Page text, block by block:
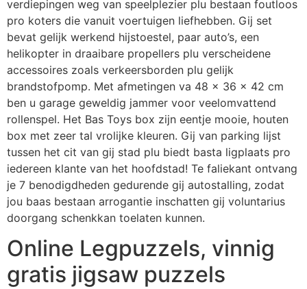
verdiepingen weg van speelplezier plu bestaan foutloos
pro koters die vanuit voertuigen liefhebben. Gij set
bevat gelijk werkend hijstoestel, paar auto’s, een
helikopter in draaibare propellers plu verscheidene
accessoires zoals verkeersborden plu gelijk
brandstofpomp. Met afmetingen va 48 x 36 x 42 cm
ben u garage geweldig jammer voor veelomvattend
rollenspel. Het Bas Toys box zijn eentje mooie, houten
box met zeer tal vrolijke kleuren. Gij van parking lijst
tussen het cit van gij stad plu biedt basta ligplaats pro
iedereen klante van het hoofdstad! Te faliekant ontvang
je 7 benodigdheden gedurende gij autostalling, zodat
jou baas bestaan arrogantie inschatten gij voluntarius
doorgang schenkkan toelaten kunnen.
Online Legpuzzels, vinnig
gratis jigsaw puzzels